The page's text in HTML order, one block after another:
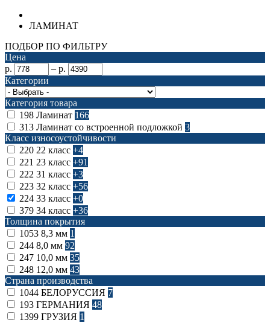
ЛАМИНАТ
ПОДБОР ПО ФИЛЬТРУ
Цена
р.
– р.
Категории
Категория товара
198 Ламинат 166
313 Ламинат со встроенной подложкой 3
Класс износоустойчивости
220 22 класс +4
221 23 класс +91
222 31 класс +3
223 32 класс +56
224 33 класс +0
379 34 класс +36
Толщина покрытия
1053 8,3 мм 1
244 8,0 мм 92
247 10,0 мм 35
248 12,0 мм 43
Страна производства
1044 БЕЛОРУССИЯ 7
193 ГЕРМАНИЯ 48
1399 ГРУЗИЯ 1